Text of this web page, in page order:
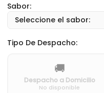
Sabor:
Seleccione el sabor:
Tipo De Despacho:
🚚
Despacho a Domicilio
No disponible